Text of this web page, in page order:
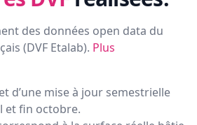
des données open data du
(DVF Etalab). Plus
d’une mise à jour semestrielle
et fin octobre.